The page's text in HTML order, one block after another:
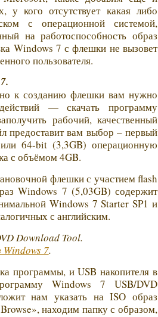
кого отсутствует какая либо
с операционной системой,
на работоспособность образ
Windows 7 с флешки не вызовет
пользователя.
к созданию флешки вам нужно
— скачать программу
рабочий, качественный
предоставит вам выбор – первый
64-bit (3,3GB) операционную
с объёмом 4GB.
флешки с участием flash
Windows 7 (5,03GB) содержит
Windows 7 Starter SP1 и
с английским.
Download Tool.
7.
программы, и USB накопителя в
Windows 7 USB/DVD
нам указать на ISO образ
находим папку с образом,